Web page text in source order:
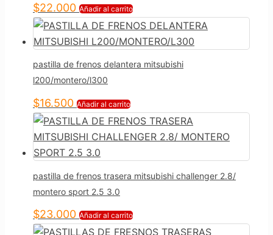
$22.000 Añadir al carrito
pastilla de frenos delantera mitsubishi
l200/montero/l300
$16.500 Añadir al carrito
pastilla de frenos trasera mitsubishi challenger 2.8/
montero sport 2.5 3.0
$23.000 Añadir al carrito